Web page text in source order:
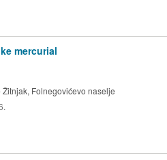
mercurial
Žitnjak, Folnegovićevo naselje